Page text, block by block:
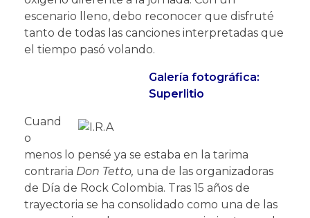
escenario lleno, debo reconocer que disfruté
tanto de todas las canciones interpretadas que
el tiempo pasó volando.
Galería fotográfica:
Superlitio
Cuand
o
menos lo pensé ya se estaba en la tarima
contraria Don Tetto, una de las organizadoras
de Día de Rock Colombia. Tras 15 años de
trayectoria se ha consolidado como una de las